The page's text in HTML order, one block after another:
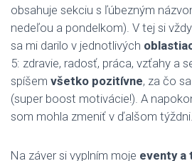
obsahuje sekciu s ľúbezným
nedeľou a pondelkom). V tej si
sa mi darilo v jednotlivých
5: zdravie, radosť, práca, vzťahy a
spíšem všetko pozitívne, za čo
(super boost motivácie!). A
som mohla zmeniť v ďalšom týždni.
Na záver si vyplním moje eventy a